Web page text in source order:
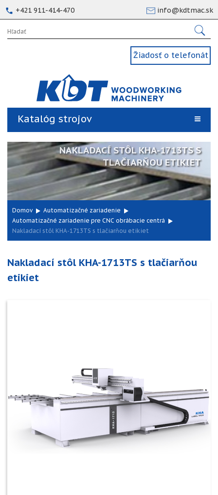
+421 911-414-470 info@kdtmac.sk
Žiadosť o telefonát
Katalóg strojov
NAKLADACÍ STÔL KHA-1713TS S
TLAČIARŇOU ETIKIET
Domov
Automatizačné zariadenie
Automatizačné zariadenie pre CNC obrábacie centrá
Nakladací stôl KHA-1713TS s tlačiarňou etikiet
Nakladací stôl KHA-1713TS s tlačiarňou
etikiet